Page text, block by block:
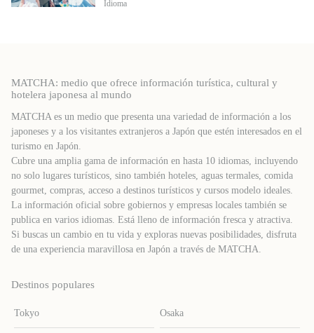
Idioma
MATCHA: medio que ofrece información turística, cultural y
hotelera japonesa al mundo
MATCHA es un medio que presenta una variedad de información a los
japoneses y a los visitantes extranjeros a Japón que estén interesados ​​en el
turismo en Japón.
Cubre una amplia gama de información en hasta 10 idiomas, incluyendo
no solo lugares turísticos, sino también hoteles, aguas termales, comida
gourmet, compras, acceso a destinos turísticos y cursos modelo ideales.
La información oficial sobre gobiernos y empresas locales también se
publica en varios idiomas. Está lleno de información fresca y atractiva.
Si buscas un cambio en tu vida y exploras nuevas posibilidades, disfruta
de una experiencia maravillosa en Japón a través de MATCHA.
Destinos populares
Tokyo Osaka